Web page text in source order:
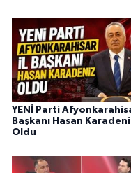
YENİ Parti
Başkanı Hasan
Oldu